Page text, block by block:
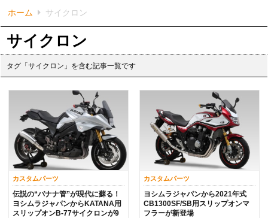
ホーム サイクロン
サイクロン
タグ「サイクロン」を含む記事一覧です
カスタムパーツ
伝説の“バナナ管”が現代に蘇る！
ヨシムラジャパンからKATANA用
スリップオンB-77サイクロンが9
カスタムパーツ
ヨシムラジャパンから2021年式
CB1300SF/SB用スリップオンマ
フラーが新登場